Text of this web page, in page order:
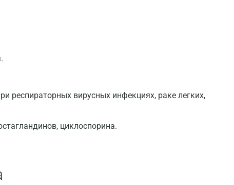
респираторных вирусных инфекциях, раке легких,
циклоспорина.
Воронеж
Гатчина